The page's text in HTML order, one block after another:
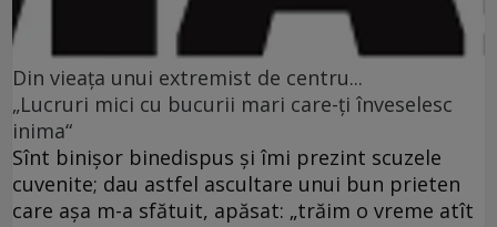
Din vieaţa unui extremist de centru...
„Lucruri mici cu bucurii mari care-ţi înveselesc
inima“
Sînt binişor binedispus şi îmi prezint scuzele
cuvenite; dau astfel ascultare unui bun prieten
care aşa m-a sfătuit, apăsat: „trăim o vreme atît